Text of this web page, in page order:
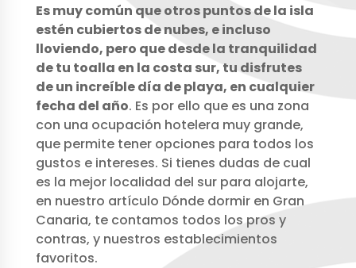
Es muy común que otros puntos de la isla
estén cubiertos de nubes, e incluso
lloviendo, pero que desde la tranquilidad
de tu toalla en la costa sur, tu disfrutes
de un increíble día de playa, en cualquier
fecha del año. Es por ello que es una zona
con una ocupación hotelera muy grande,
que permite tener opciones para todos los
gustos e intereses. Si tienes dudas de cual
es la mejor localidad del sur para alojarte,
en nuestro artículo Dónde dormir en Gran
Canaria, te contamos todos los pros y
contras, y nuestros establecimientos
favoritos.